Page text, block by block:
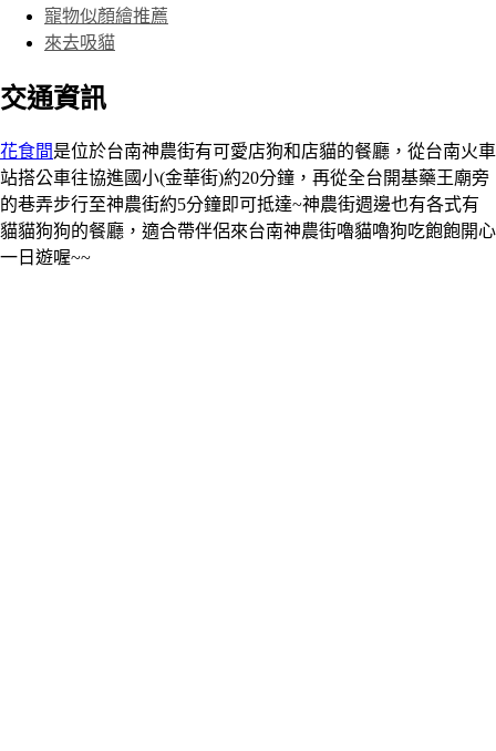
寵物似顏繪推薦
來去吸貓
交通資訊
花食間是位於台南神農街有可愛店狗和店貓的餐廳，從台南火車
站搭公車往協進國小(金華街)約20分鐘，再從全台開基藥王廟旁
的巷弄步行至神農街約5分鐘即可抵達~神農街週邊也有各式有
貓貓狗狗的餐廳，適合帶伴侶來台南神農街嚕貓嚕狗吃飽飽開心
一日遊喔~~